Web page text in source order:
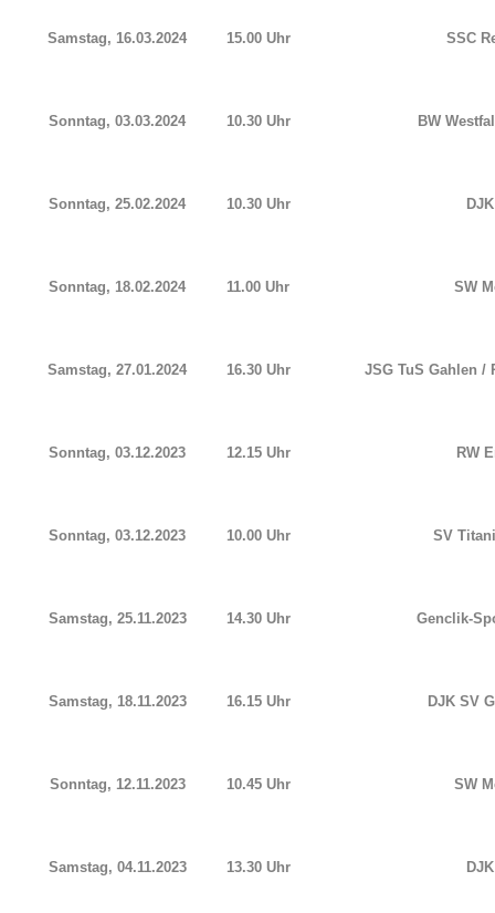
Samstag, 16.03.2024 15.00 Uhr SSC
Sonntag, 03.03.2024 10.30 Uhr BW
Sonntag, 25.02.2024 10.30 Uhr
Sonntag, 18.02.2024 11.00 Uhr SW
Samstag, 27.01.2024 16.30 Uhr JSG TuS Gahlen /
Sonntag, 03.12.2023 12.15 Uhr RW
Sonntag, 03.12.2023 10.00 Uhr SV
Samstag, 25.11.2023 14.30 Uhr Genclik-
Samstag, 18.11.2023 16.15 Uhr DJK SV
Sonntag, 12.11.2023 10.45 Uhr SW
Samstag, 04.11.2023 13.30 Uhr